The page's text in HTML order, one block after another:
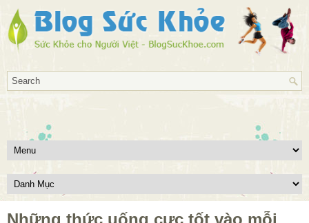
Những thức uống cực tốt vào mỗi